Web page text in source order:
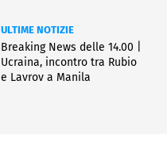
ULTIME NOTIZIE
Breaking News delle 14.00 |
Ucraina, incontro tra Rubio
e Lavrov a Manila